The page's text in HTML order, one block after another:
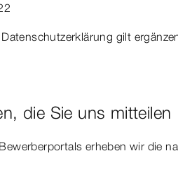
gilt
die Sie uns mitteilen
erheben wir die